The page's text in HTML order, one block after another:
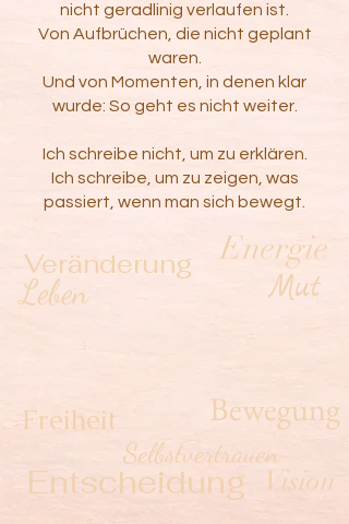
nicht geradlinig verlaufen ist.
Von Aufbrüchen, die nicht geplant
waren.
Und von Momenten, in denen klar
wurde: So geht es nicht weiter.
Ich schreibe nicht, um zu erklären.
Ich schreibe, um zu zeigen, was
passiert, wenn man sich bewegt.
Veränderung
Leben
Energie
Mut
Freiheit Bewegung
Entscheidung
Selbstvertrauen
Vision